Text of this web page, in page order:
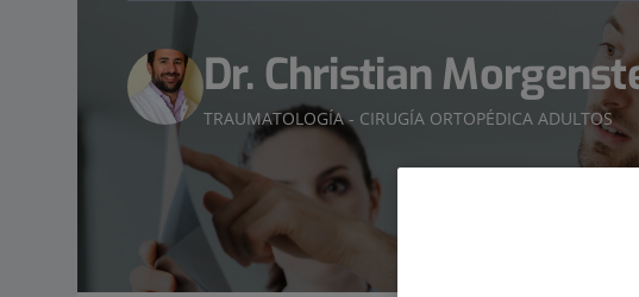
Dr. Christian
TRAUMATOLOGÍA - CIRUGÍA ORTOPÉDICA ADULTOS